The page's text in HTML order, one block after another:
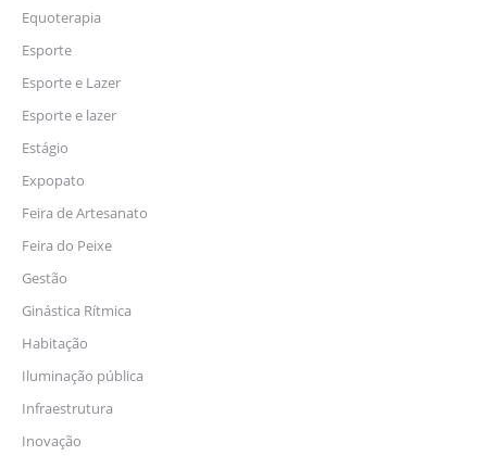
Equoterapia
Esporte
Esporte e Lazer
Esporte e lazer
Estágio
Expopato
Feira de Artesanato
Feira do Peixe
Gestão
Ginástica Rítmica
Habitação
Iluminação pública
Infraestrutura
Inovação